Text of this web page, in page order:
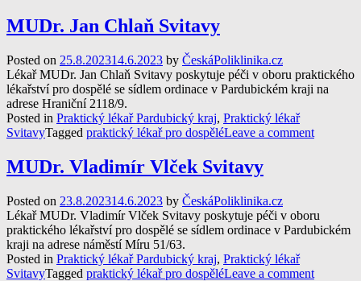
MUDr. Jan Chlaň Svitavy
Posted on 25.8.202314.6.2023 by ČeskáPoliklinika.cz
Lékař MUDr. Jan Chlaň Svitavy poskytuje péči v oboru praktického
lékařství pro dospělé se sídlem ordinace v Pardubickém kraji na
adrese Hraniční 2118/9.
Posted in Praktický lékař Pardubický kraj, Praktický lékař
SvitavyTagged praktický lékař pro dospěléLeave a comment
MUDr. Vladimír Vlček Svitavy
Posted on 23.8.202314.6.2023 by ČeskáPoliklinika.cz
Lékař MUDr. Vladimír Vlček Svitavy poskytuje péči v oboru
praktického lékařství pro dospělé se sídlem ordinace v Pardubickém
kraji na adrese náměstí Míru 51/63.
Posted in Praktický lékař Pardubický kraj, Praktický lékař
SvitavyTagged praktický lékař pro dospěléLeave a comment